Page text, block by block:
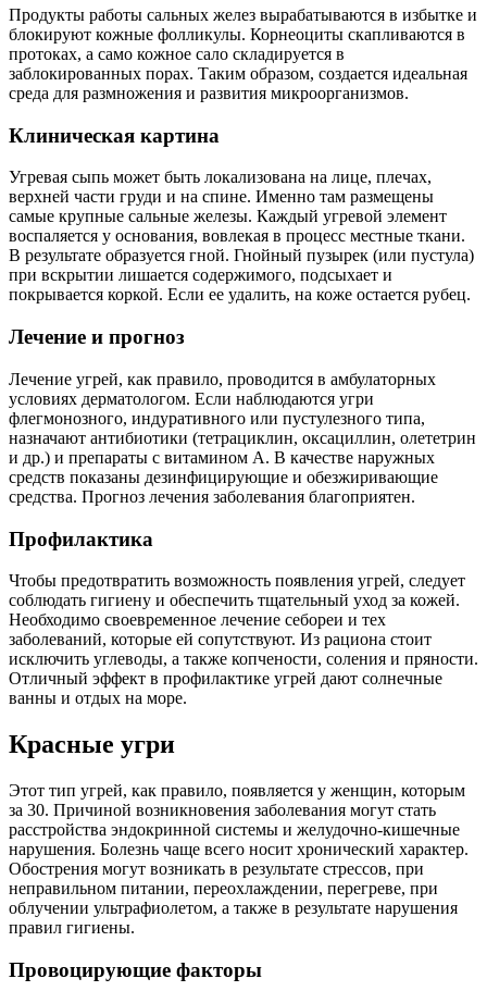
Продукты работы сальных желез вырабатываются в избытке и
блокируют кожные фолликулы. Корнеоциты скапливаются в
протоках, а само кожное сало складируется в
заблокированных порах. Таким образом, создается идеальная
среда для размножения и развития микроорганизмов.
Клиническая картина
Угревая сыпь может быть локализована на лице, плечах,
верхней части груди и на спине. Именно там размещены
самые крупные сальные железы. Каждый угревой элемент
воспаляется у основания, вовлекая в процесс местные ткани.
В результате образуется гной. Гнойный пузырек (или пустула)
при вскрытии лишается содержимого, подсыхает и
покрывается коркой. Если ее удалить, на коже остается рубец.
Лечение и прогноз
Лечение угрей, как правило, проводится в амбулаторных
условиях дерматологом. Если наблюдаются угри
флегмонозного, индуративного или пустулезного типа,
назначают антибиотики (тетрациклин, оксациллин, олететрин
и др.) и препараты с витамином А. В качестве наружных
средств показаны дезинфицирующие и обезжиривающие
средства. Прогноз лечения заболевания благоприятен.
Профилактика
Чтобы предотвратить возможность появления угрей, следует
соблюдать гигиену и обеспечить тщательный уход за кожей.
Необходимо своевременное лечение себореи и тех
заболеваний, которые ей сопутствуют. Из рациона стоит
исключить углеводы, а также копчености, соления и пряности.
Отличный эффект в профилактике угрей дают солнечные
ванны и отдых на море.
Красные угри
Этот тип угрей, как правило, появляется у женщин, которым
за 30. Причиной возникновения заболевания могут стать
расстройства эндокринной системы и желудочно-кишечные
нарушения. Болезнь чаще всего носит хронический характер.
Обострения могут возникать в результате стрессов, при
неправильном питании, переохлаждении, перегреве, при
облучении ультрафиолетом, а также в результате нарушения
правил гигиены.
Провоцирующие факторы